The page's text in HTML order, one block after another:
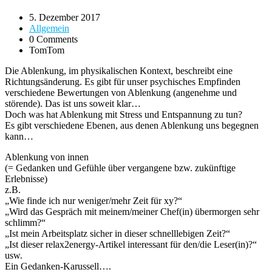
5. Dezember 2017
Allgemein
0 Comments
TomTom
Die Ablenkung, im physikalischen Kontext, beschreibt eine
Richtungsänderung. Es gibt für unser psychisches Empfinden
verschiedene Bewertungen von Ablenkung (angenehme und
störende). Das ist uns soweit klar…
Doch was hat Ablenkung mit Stress und Entspannung zu tun?
Es gibt verschiedene Ebenen, aus denen Ablenkung uns begegnen
kann…
Ablenkung von innen
(= Gedanken und Gefühle über vergangene bzw. zukünftige
Erlebnisse)
z.B.
„Wie finde ich nur weniger/mehr Zeit für xy?“
„Wird das Gespräch mit meinem/meiner Chef(in) übermorgen sehr
schlimm?“
„Ist mein Arbeitsplatz sicher in dieser schnelllebigen Zeit?“
„Ist dieser relax2energy-Artikel interessant für den/die Leser(in)?“
usw.
Ein Gedanken-Karussell….